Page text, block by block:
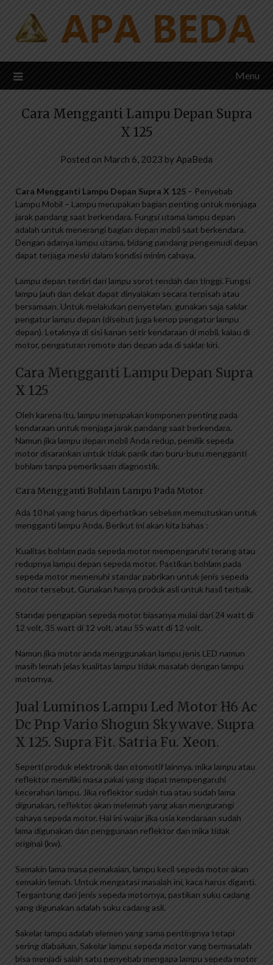
content
Menu
Cara Mengganti Lampu Depan Supra
X 125
Posted on March 6, 2023 byApaBeda
Cara Mengganti Lampu Depan Supra X 125 – Penyebab
Lampu Mobil – Lampu merupakan bagian penting untuk menjaga
jarak pandang saat berkendara. Fungsi utama lampu depan
adalah untuk menerangi bagian depan mobil saat berkendara.
Dengan adanya lampu utama, bidang pandang pengemudi depan
dapat terjaga meski dalam kondisi minim cahaya.
Lampu depan terdiri dari lampu sorot rendah dan tinggi. Fungsi
lampu jauh dan dekat dapat dinyalakan secara terpisah atau
bersamaan. Untuk melakukan penyetelan, gunakan saja saklar
pengatur lampu depan (disebut juga kenop pengatur lampu
depan). Letaknya di sisi kanan setir kendaraan di mobil, kalau di
motor, pengaturan remote dan depan ada di saklar kiri.
Cara Mengganti Lampu Depan Supra
X 125
Oleh karena itu, lampu merupakan komponen penting pada
kendaraan untuk menjaga jarak pandang saat berkendara.
Namun jika lampu depan mobil Anda redup, pemilik sepeda
motor disarankan untuk tidak panik dan buru-buru mengganti
bohlam tanpa pemeriksaan diagnostik.
Cara Mengganti Bohlam Lampu Pada Motor
Ada 10 hal yang harus diperhatikan sebelum memutuskan untuk
mengganti lampu Anda. Berikut ini akan kita bahas :
Kualitas bohlam pada sepeda motor mempengaruhi terang atau
redupnya lampu depan sepeda motor. Pastikan bohlam pada
sepeda motor memenuhi standar pabrikan untuk jenis sepeda
motor tersebut. Gunakan hanya produk asli untuk hasil terbaik.
Standar pengapian sepeda motor biasanya mulai dari 24 watt di
12 volt, 35 watt di 12 volt, atau 55 watt di 12 volt.
Namun jika motor anda menggunakan lampu jenis LED namun
masih lemah jelas kualitas lampu tidak masalah dengan lampu
motornya.
Jual Luminos Lampu Led Motor H6 Ac
Dc Pnp Vario Shogun Skywave. Supra
X 125. Supra Fit. Satria Fu. Xeon.
Seperti produk elektronik dan otomotif lainnya, mika lampu atau
reflektor memiliki masa pakai yang dapat mempengaruhi
kecerahan lampu. Jika reflektor sudah tua atau sudah lama
digunakan, reflektor akan melemah yang akan mengurangi
cahaya sepeda motor. Hal ini wajar jika usia kendaraan sudah
lama digunakan dan penggunaan reflektor dan mika tidak
original (kw).
Semakin lama masa pemakaian, lampu kecil sepeda motor akan
semakin lemah. Untuk mengatasi masalah ini, kaca harus diganti.
Tergantung dari jenis sepeda motornya, pastikan suku cadang
yang digunakan adalah suku cadang asli.
Sakelar lampu adalah elemen yang sama pentingnya tetapi
sering diabaikan. Sakelar lampu sepeda motor yang bermasalah
bisa menjadi salah satu penyebab mengapa lampu sepeda motor